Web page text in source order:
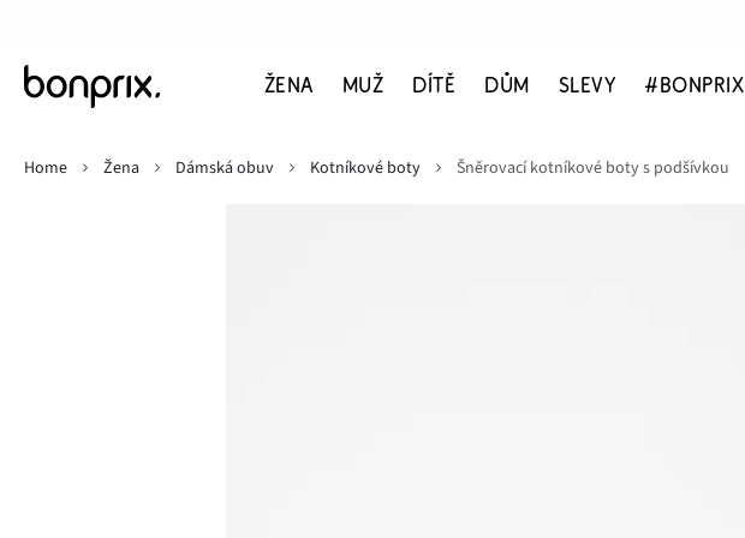
ŽENA MUŽ DÍTĚ DŮM SLEVY #BONPRIX
Home
Žena Dámská obuv Kotníkové boty Šněrovací kotníkové boty s podšívkou